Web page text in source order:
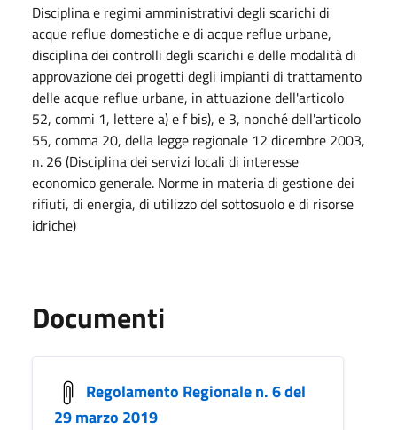
Disciplina e regimi amministrativi degli scarichi di
acque reflue domestiche e di acque reflue urbane,
disciplina dei controlli degli scarichi e delle modalità di
approvazione dei progetti degli impianti di trattamento
delle acque reflue urbane, in attuazione dell'articolo
52, commi 1, lettere a) e f bis), e 3, nonché dell'articolo
55, comma 20, della legge regionale 12 dicembre 2003,
n. 26 (Disciplina dei servizi locali di interesse
economico generale. Norme in materia di gestione dei
rifiuti, di energia, di utilizzo del sottosuolo e di risorse
idriche)
Documenti
Regolamento Regionale n. 6 del
29 marzo 2019